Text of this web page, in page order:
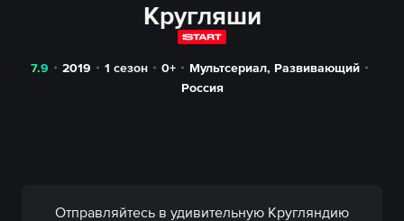
Кругляши
7.9 2019 1 сезон 0+ Мультсериал, Развивающий
Россия
Отправляйтесь в удивительную Кругляндию